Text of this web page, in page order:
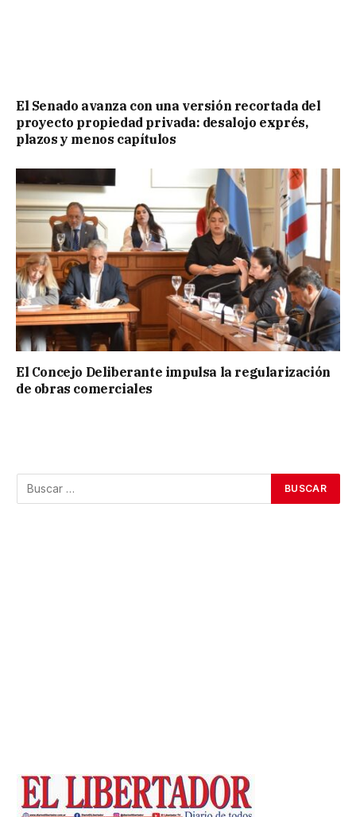
El Senado avanza con una versión recortada del
proyecto propiedad privada: desalojo exprés,
plazos y menos capítulos
El Concejo Deliberante impulsa la regularización
de obras comerciales